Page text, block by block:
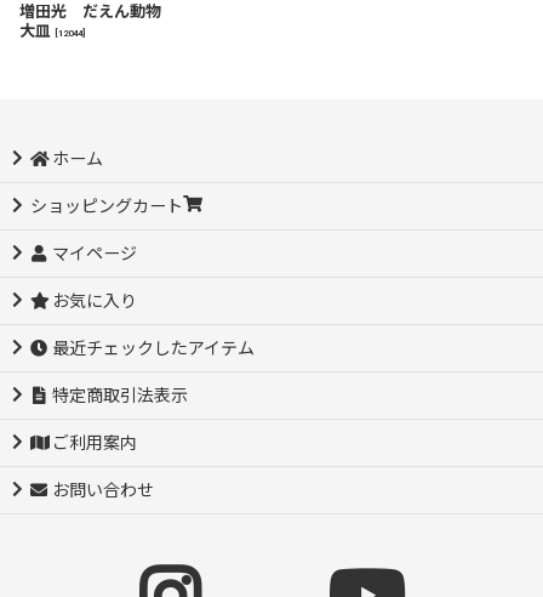
増田光 だえん動物
大皿
12044]
ホーム
ショッピングカート
マイページ
お気に入り
最近チェックしたアイテム
特定商取引法表示
ご利用案内
お問い合わせ